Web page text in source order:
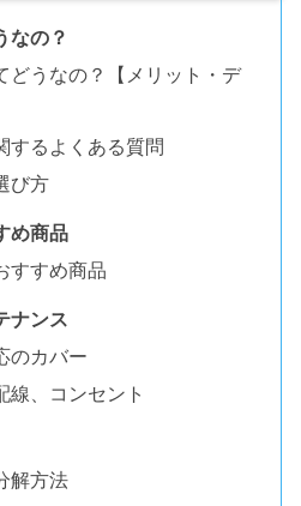
なの？
どうなの？【メリット・デ
するよくある質問
び方
め商品
すすめ商品
ナンス
のカバー
線、コンセント
解方法